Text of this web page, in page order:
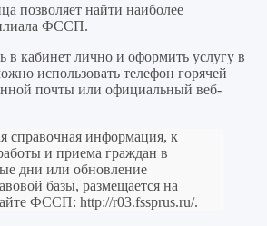
позволяет найти наиболее
ФССП.
в кабинет лично и оформить услугу в
использовать телефон горячей
почты или официальный веб-
справочная информация, к
и приема граждан в
дни или обновление
базы, размещается на
ФССП: http://r03.fssprus.ru/.